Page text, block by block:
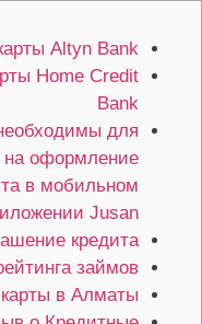
Altyn Bank
Home Credit
Bank
для
на оформление
в мобильном
Jusan?
кредита
займов
в Алматы